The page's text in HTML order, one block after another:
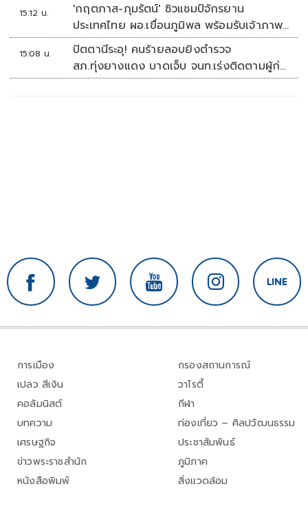
15:12 น.
'กฤตภาส-ภุมรัตน์' ซิวแชมป์จักรยาน
ประเทศไทย ผอ.เขื่อนภูมิพล พร้อมรับเจ้าภาพ
ต่อ ปี 2570
15:08 น.
ปัตตานีระอุ! คนร้ายลอบยิงตำรวจ
สภ.ทุ่งยางแดง บาดเจ็บ จนท.เร่งติดตามผู้ก่อ
เหตุ
การเมือง
เปลว สีเงิน
คอลัมนิสต์
บทความ
เศรษฐกิจ
ข่าวพระราชสำนัก
หนังสือพิมพ์
กรองสถานการณ์
วาไรตี้
กีฬา
ท่องเที่ยว – ศิลปวัฒนธรรม
ประชาสัมพันธ์
ภูมิภาค
สิ่งแวดล้อม